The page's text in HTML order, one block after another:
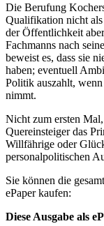
Die Berufung
Qualifikation nicht als
der Öffentlichkeit
Fachmanns nach
beweist es, dass sie
haben; eventuell
Politik auszahlt,
nimmt.
Nicht zum ersten
Quereinsteiger das
Willfährige oder
personalpolitischen
Sie können die
ePaper kaufen:
Diese Ausgabe als